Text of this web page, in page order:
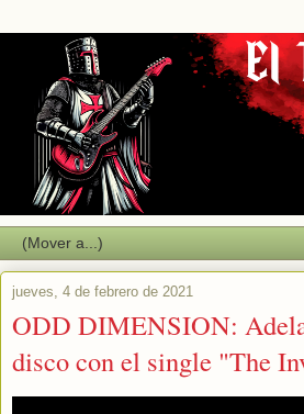
jueves, 4 de febrero de 2021
ODD DIMENSION:
disco con el single "The